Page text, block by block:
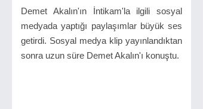
Demet Akalın'ın İntikam'la ilgili sosyal
medyada yaptığı paylaşımlar büyük ses
getirdi. Sosyal medya klip yayınlandıktan
sonra uzun süre Demet Akalın'ı konuştu.